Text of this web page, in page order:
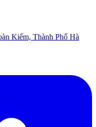
Kiếm, Thành Phố Hà